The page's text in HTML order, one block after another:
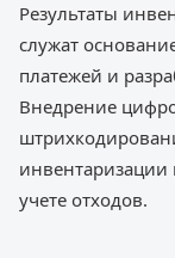
Результаты
служат
платежей и
Внедрение
учете отходов.